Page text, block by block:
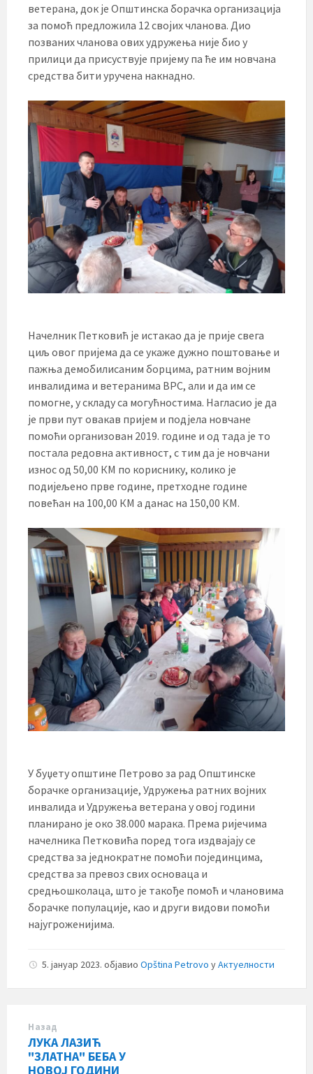
ветерана, док је Општинска борачка организација
за помоћ предложила 12 својих чланова. Дио
позваних чланова ових удружења није био у
прилици да присуствује пријему па ће им новчана
средства бити уручена накнадно.
Начелник Петковић је истакао да је прије свега
циљ овог пријема да се укаже дужно поштовање и
пажња демобилисаним борцима, ратним војним
инвалидима и ветеранима ВРС, али и да им се
помогне, у складу са могућностима. Нагласио је да
је први пут овакав пријем и подјела новчане
помоћи организован 2019. године и од тада је то
постала редовна активност, с тим да је новчани
износ од 50,00 КМ по кориснику, колико је
подијељено прве године, претходне године
повећан на 100,00 КМ а данас на 150,00 КМ.
У буџету општине Петрово за рад Општинске
борачке организације, Удружења ратних војних
инвалида и Удружења ветерана у овој години
планирано је око 38.000 марака. Према ријечима
начелника Петковића поред тога издвајају се
средства за једнократне помоћи појединцима,
средства за превоз свих основаца и
средњошколаца, што је такође помоћ и члановима
борачке популације, као и други видови помоћи
најугроженијима.
5. јануар 2023. објавио Opština Petrovo уАктуелности
Назад
ЛУКА ЛАЗИЋ
"ЗЛАТНА" БЕБА У
НОВОЈ ГОДИНИ